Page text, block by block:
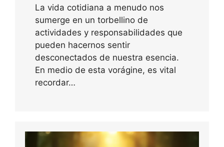
La vida cotidiana a menudo nos
sumerge en un torbellino de
actividades y responsabilidades que
pueden hacernos sentir
desconectados de nuestra esencia.
En medio de esta vorágine, es vital
recordar…